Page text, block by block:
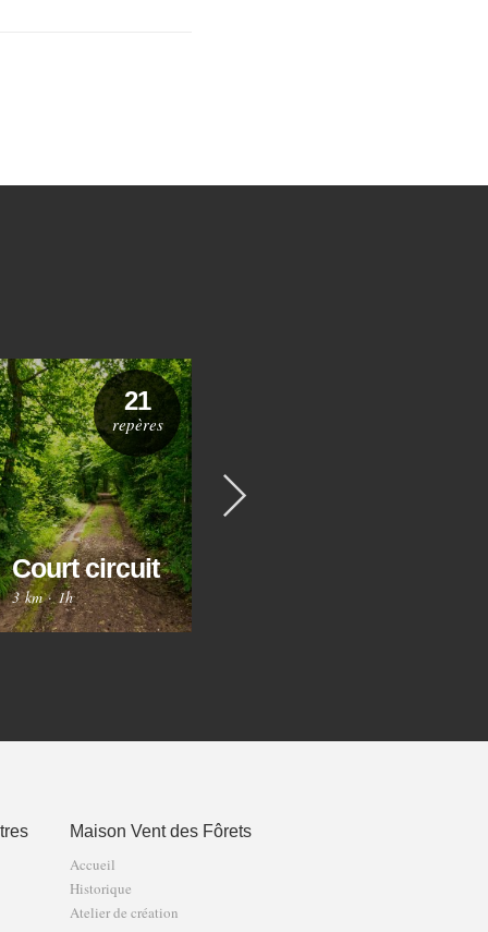
Court circuit
3 km·1h
21
repères
Circuit des
Maison Vent des Fôrets
Accueil
Historique
Atelier de création